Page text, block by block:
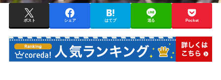
ポスト シェア はてブ 送る Pocket